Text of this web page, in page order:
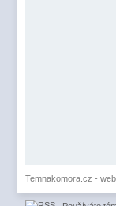
Temnakomora.cz -